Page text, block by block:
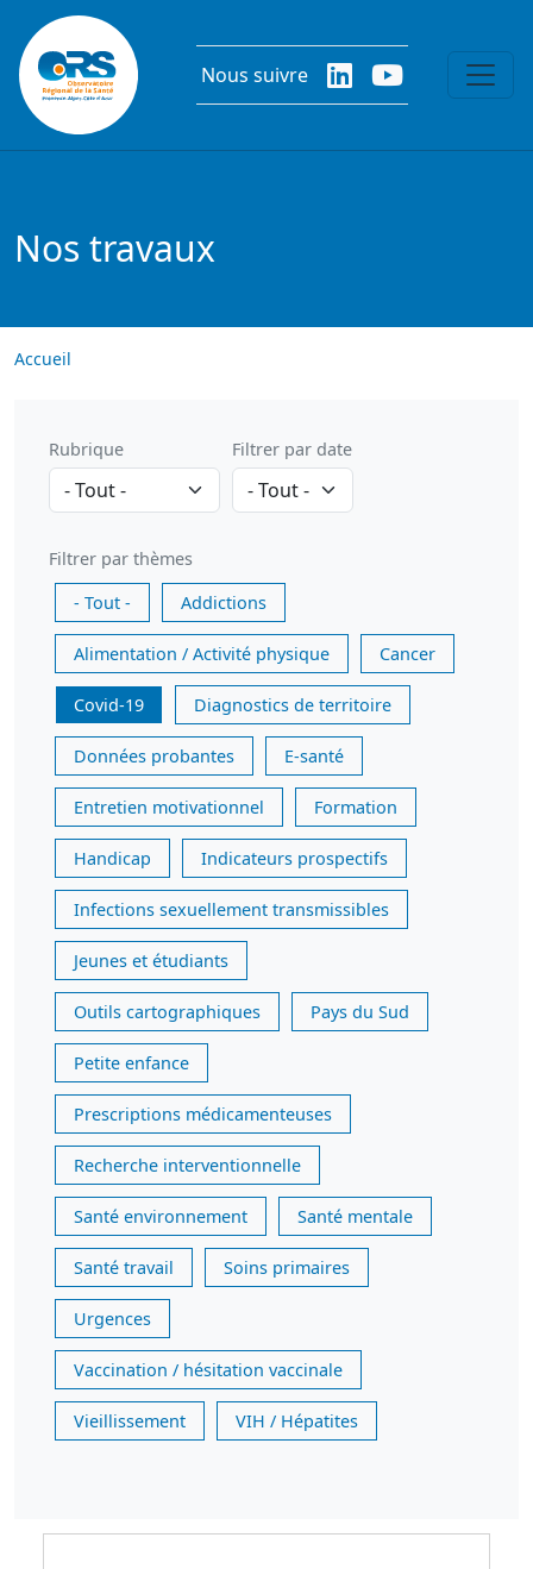
Aller au contenu principal
Nous suivre
Nos travaux
Accueil
Rubrique Filtrer par date
Filtrer par thèmes
- Tout -
Addictions
Alimentation / Activité physique Cancer
Covid-19 Diagnostics de territoire
Données probantes E-santé
Entretien motivationnel Formation
Handicap Indicateurs prospectifs
Infections sexuellement transmissibles
Jeunes et étudiants
Outils cartographiques Pays du Sud
Petite enfance
Prescriptions médicamenteuses
Recherche interventionnelle
Santé environnement Santé mentale
Santé travail Soins primaires
Urgences
Vaccination / hésitation vaccinale
Vieillissement VIH / Hépatites